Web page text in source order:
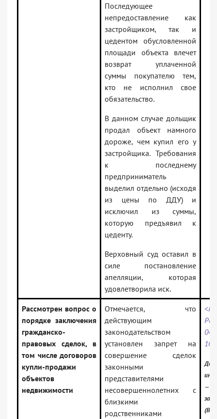
Последующее
непредоставление как
застройщиком, так и
цедентом обусловленной
площади объекта влечет
возврат уплаченной
суммы покупателю тем,
кто не исполнил свое
обязательство.
В данном случае дольщик
продал объект намного
дороже, чем купил его у
застройщика. Требования
к последнему
предприниматель
выделил отдельно (исходя
из цены по ДДУ) и
исключил из суммы,
которую предъявил к
цеденту.
Верховный суд оставил в
силе постановление
апелляции, которая
удовлетворила иск.
Рассмотрен вопрос о
порядке заключения
гражданско-
правовых сделок, в
том числе договоров
купли-продажи
объектов
недвижимости
Отмечается, что
действующим
законодательством
установлен запрет на
совершение сделок
законными
представителями
несовершеннолетних с
близкими
родственниками
—